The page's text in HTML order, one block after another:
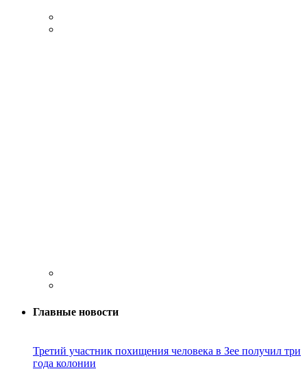
Главные новости
Третий участник похищения человека в Зее получил три
года колонии